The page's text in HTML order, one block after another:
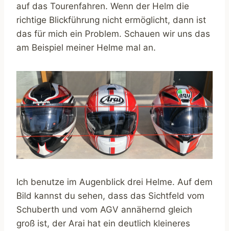
auf das Tourenfahren. Wenn der Helm die
richtige Blickführung nicht ermöglicht, dann ist
das für mich ein Problem. Schauen wir uns das
am Beispiel meiner Helme mal an.
Ich benutze im Augenblick drei Helme. Auf dem
Bild kannst du sehen, dass das Sichtfeld vom
Schuberth und vom AGV annähernd gleich
groß ist, der Arai hat ein deutlich kleineres